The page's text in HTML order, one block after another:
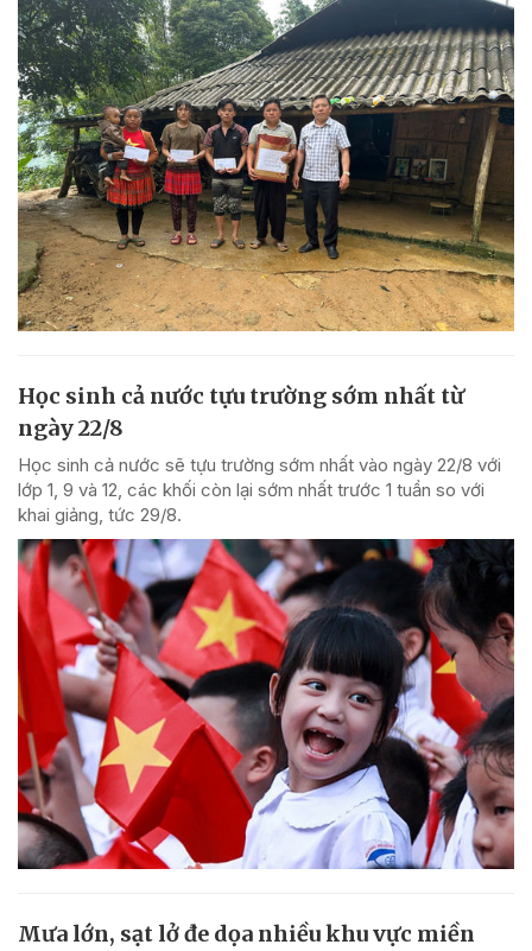
Học sinh cả nước tựu trường sớm nhất từ
ngày 22/8
Học sinh cả nước sẽ tựu trường sớm nhất vào ngày 22/8 với
lớp 1, 9 và 12, các khối còn lại sớm nhất trước 1 tuần so với
khai giảng, tức 29/8.
Mưa lớn, sạt lở đe dọa nhiều khu vực miền